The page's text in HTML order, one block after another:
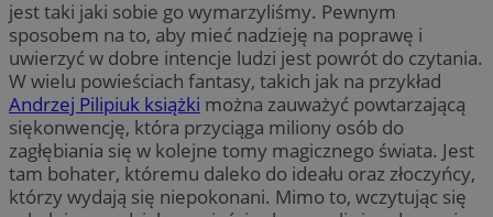
jest taki jaki sobie go wymarzyliśmy. Pewnym
sposobem na to, aby mieć nadzieję na poprawę i
uwierzyć w dobre intencje ludzi jest powrót do czytania.
W wielu powieściach fantasy, takich jak na przykład
Andrzej Pilipiuk książki można zauważyć powtarzającą
siękonwencję, która przyciąga miliony osób do
zagłębiania się w kolejne tomy magicznego świata. Jest
tam bohater, któremu daleko do ideału oraz złoczyńcy,
którzy wydają się niepokonani. Mimo to, wczytując się